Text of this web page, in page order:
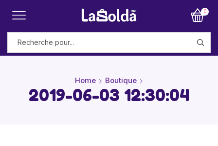
0
Home Boutique
2019-06-03 12:30:04